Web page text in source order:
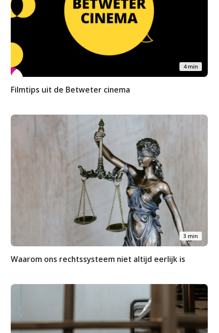
4 min
Filmtips uit de Betweter cinema
3 min
Waarom ons rechtssysteem niet altijd eerlijk is